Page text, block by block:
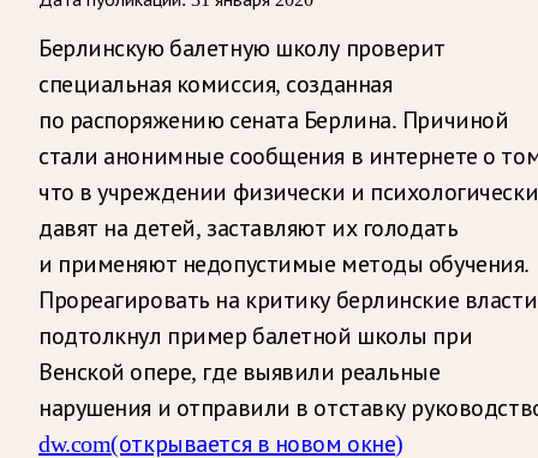
Берлинскую балетную школу проверит
специальная комиссия, созданная
по распоряжению сената Берлина. Причиной
стали анонимные сообщения в интернете о
что в учреждении физически и психологически
давят на детей, заставляют их голодать
и применяют недопустимые методы обучения.
Прореагировать на критику берлинские власти
подтолкнул пример балетной школы при
Венской опере, где выявили реальные
нарушения и отправили в отставку
dw.com(открывается в новом окне)